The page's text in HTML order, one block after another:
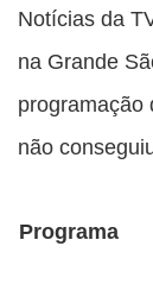
Notícias da
na Grande
programação
não
Programa